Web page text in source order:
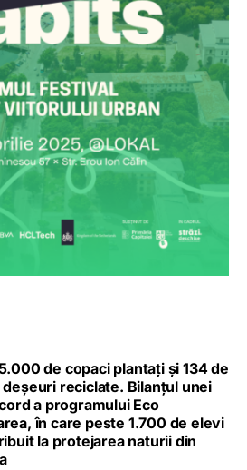
de copaci plantați și 134 de
reciclate. Bilanțul unei
a programului Eco
în care peste 1.700 de elevi
la protejarea naturii din